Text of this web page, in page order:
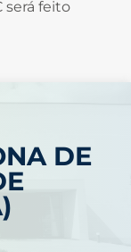
será feito
DE